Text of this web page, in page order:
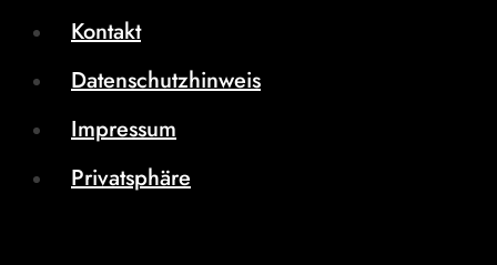
Kontakt
Datenschutzhinweis
Impressum
Privatsphäre